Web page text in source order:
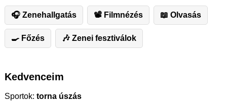
🎧 Zenehallgatás 📽 Filmnézés 📖 Olvasás
🍳 Főzés 🎶 Zenei fesztiválok
Kedvenceim
Sportok: torna úszás